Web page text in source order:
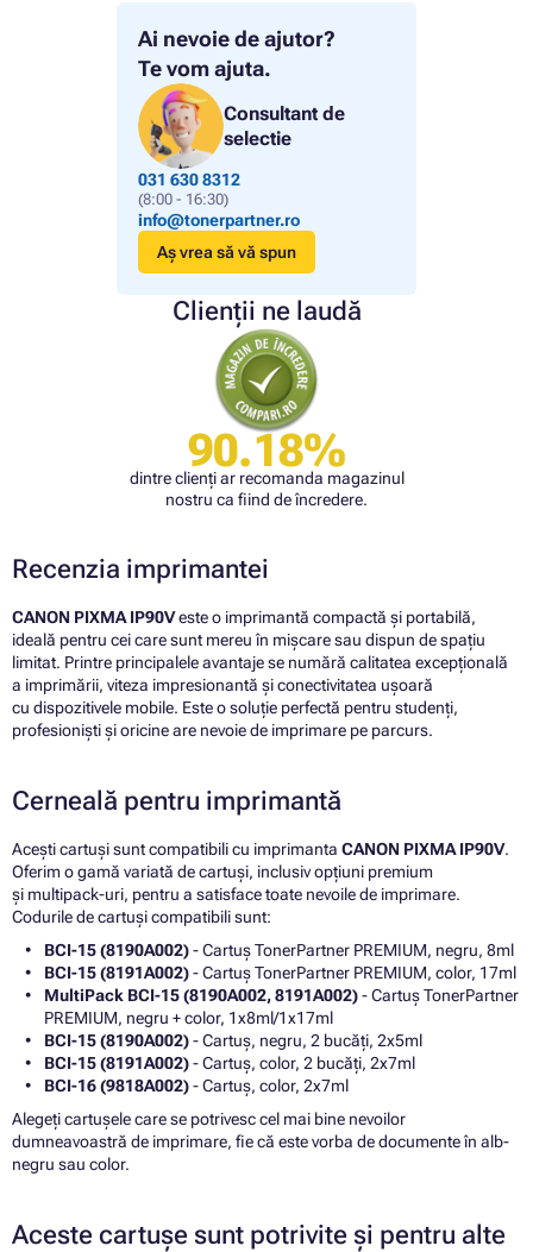
Ai nevoie de ajutor?
Te vom ajuta.
Consultant de
selectie
031 630 8312
(8:00 - 16:30)
info@tonerpartner.ro
Aș vrea să vă spun
Clienții ne laudă
90.18%
dintre clienți ar recomanda magazinul
nostru ca fiind de încredere.
Recenzia imprimantei
CANON PIXMA IP90Veste o imprimantă compactă și portabilă,
ideală pentru cei care sunt mereu în mișcare sau dispun de spațiu
limitat. Printre principalele avantaje se numără calitatea excepțională
a imprimării, viteza impresionantă și conectivitatea ușoară
cu dispozitivele mobile. Este o soluție perfectă pentru studenți,
profesioniști și oricine are nevoie de imprimare pe parcurs.
Cerneală pentru imprimantă
Acești cartuși sunt compatibili cu imprimanta CANON PIXMA IP90V.
Oferim o gamă variată de cartuși, inclusiv opțiuni premium
și multipack-uri, pentru a satisface toate nevoile de imprimare.
Codurile de cartuși compatibili sunt:
BCI-15 (8190A002)- Cartuș TonerPartner PREMIUM, negru, 8ml
BCI-15 (8191A002)- Cartuș TonerPartner PREMIUM, color, 17ml
MultiPack BCI-15 (8190A002, 8191A002)- Cartuș TonerPartner
PREMIUM, negru + color, 1x8ml/1x17ml
BCI-15 (8190A002)- Cartuș, negru, 2 bucăți, 2x5ml
BCI-15 (8191A002)- Cartuș, color, 2 bucăți, 2x7ml
BCI-16 (9818A002)- Cartuș, color, 2x7ml
Alegeți cartușele care se potrivesc cel mai bine nevoilor
dumneavoastră de imprimare, fie că este vorba de documente în alb-
negru sau color.
Aceste cartușe sunt potrivite și pentru alte